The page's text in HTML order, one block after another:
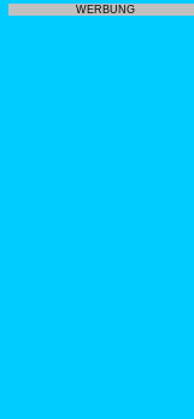
WERBUNG